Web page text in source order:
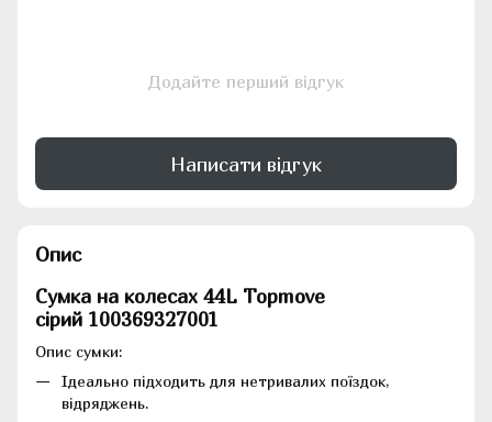
Додайте перший відгук
Написати відгук
Опис
Сумка на колесах 44L Topmove
сірий 100369327001
Опис сумки:
Ідеально підходить для нетривалих поїздок,
відряджень.